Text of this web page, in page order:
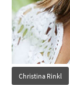
Christina Rinkl